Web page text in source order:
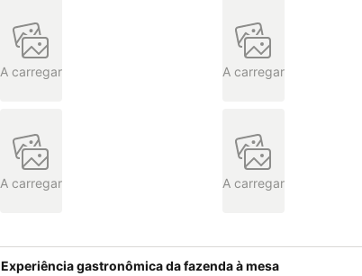
A carregar A carregar
A carregar A carregar
Experiência gastronômica da fazenda à mesa